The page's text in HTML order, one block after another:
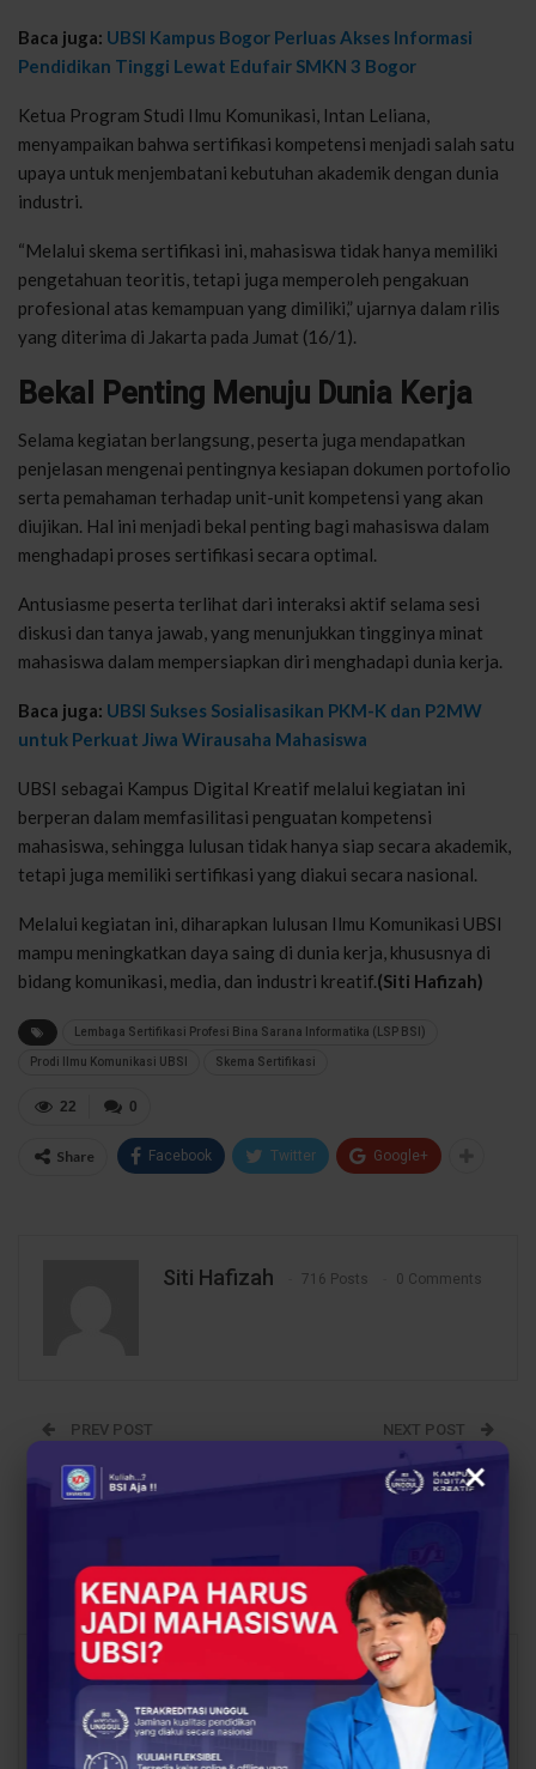
Baca juga: UBSI Kampus Bogor Perluas Akses Informasi
Pendidikan Tinggi Lewat Edufair SMKN 3 Bogor
Ketua Program Studi Ilmu Komunikasi, Intan Leliana,
menyampaikan bahwa sertifikasi kompetensi menjadi salah satu
upaya untuk menjembatani kebutuhan akademik dengan dunia
industri.
“Melalui skema sertifikasi ini, mahasiswa tidak hanya memiliki
pengetahuan teoritis, tetapi juga memperoleh pengakuan
profesional atas kemampuan yang dimiliki,” ujarnya dalam rilis
yang diterima di Jakarta pada Jumat (16/1).
Bekal Penting Menuju Dunia Kerja
Selama kegiatan berlangsung, peserta juga mendapatkan
penjelasan mengenai pentingnya kesiapan dokumen portofolio
serta pemahaman terhadap unit-unit kompetensi yang akan
diujikan. Hal ini menjadi bekal penting bagi mahasiswa dalam
menghadapi proses sertifikasi secara optimal.
Antusiasme peserta terlihat dari interaksi aktif selama sesi
diskusi dan tanya jawab, yang menunjukkan tingginya minat
mahasiswa dalam mempersiapkan diri menghadapi dunia kerja.
Baca juga: UBSI Sukses Sosialisasikan PKM-K dan P2MW
untuk Perkuat Jiwa Wirausaha Mahasiswa
UBSI sebagai Kampus Digital Kreatif melalui kegiatan ini
berperan dalam memfasilitasi penguatan kompetensi
mahasiswa, sehingga lulusan tidak hanya siap secara akademik,
tetapi juga memiliki sertifikasi yang diakui secara nasional.
Melalui kegiatan ini, diharapkan lulusan Ilmu Komunikasi UBSI
mampu meningkatkan daya saing di dunia kerja, khususnya di
bidang komunikasi, media, dan industri kreatif.(Siti Hafizah)
Lembaga Sertifikasi Profesi Bina Sarana Informatika (LSP BSI)
Prodi Ilmu Komunikasi UBSI Skema Sertifikasi
0
22
Share Facebook Twitter Google+
Siti Hafizah 716 Posts 0 Comments
PREV POST
Lewat Edufair SMAN 24,
UBSI Tangerang Buka
NEXT POST
SMA PGRI 109
Tangerang Tampilkan
Kota Jakarta
You Might Also Like
BERITA
×